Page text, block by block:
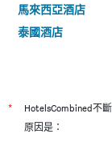
馬來西亞酒店
泰國酒店
* HotelsCombined不
原因是：